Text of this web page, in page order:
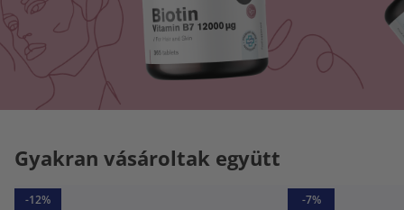
Gyakran vásároltak együtt
-12% -7%